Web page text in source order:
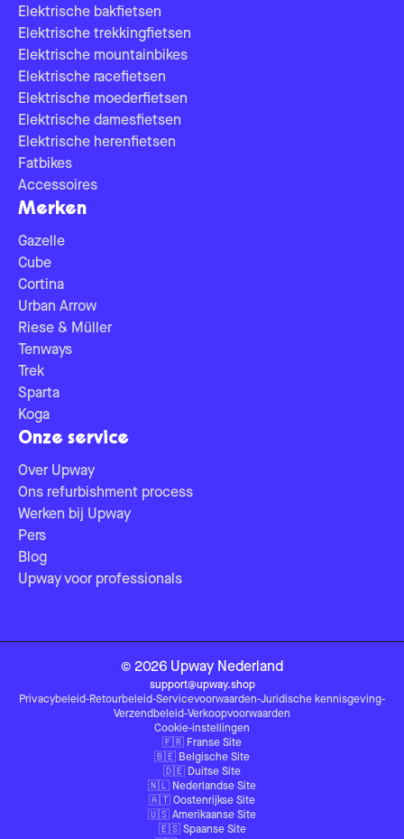
Elektrische bakfietsen
Elektrische trekkingfietsen
Elektrische mountainbikes
Elektrische racefietsen
Elektrische moederfietsen
Elektrische damesfietsen
Elektrische herenfietsen
Fatbikes
Accessoires
Merken
Gazelle
Cube
Cortina
Urban Arrow
Riese & Müller
Tenways
Trek
Sparta
Koga
Onze service
Over Upway
Ons refurbishment process
Werken bij Upway
Pers
Blog
Upway voor professionals
© 2026 Upway Nederland
support@upway.shop
Privacybeleid-Retourbeleid-Servicevoorwaarden-Juridische kennisgeving-
Verzendbeleid-Verkoopvoorwaarden
Cookie-instellingen
🇫🇷 Franse Site
🇧🇪 Belgische Site
🇩🇪 Duitse Site
🇳🇱 Nederlandse Site
🇦🇹 Oostenrijkse Site
🇺🇸 Amerikaanse Site
🇪🇸 Spaanse Site